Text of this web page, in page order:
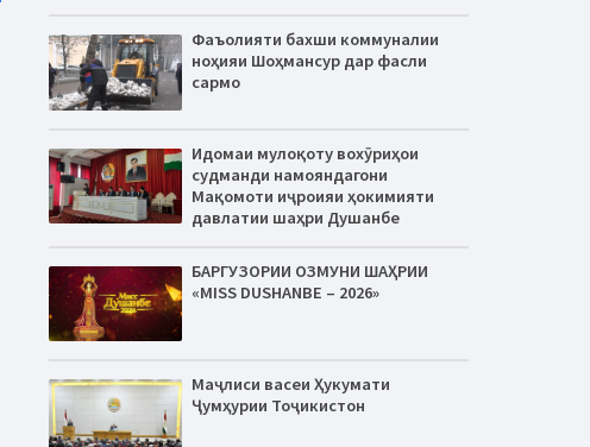
Фаъолияти бахши коммуналии
ноҳияи Шоҳмансур дар фасли
сармо
Идомаи мулоқоту вохӯриҳои
судманди намояндагони
Мақомоти иҷроияи ҳокимияти
давлатии шаҳри Душанбе
БАРГУЗОРИИ ОЗМУНИ ШАҲРИИ
«MISS DUSHANBE – 2026»
Маҷлиси васеи Ҳукумати
Ҷумҳурии Тоҷикистон